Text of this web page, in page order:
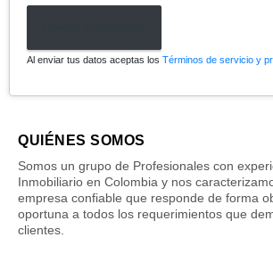
Al enviar tus datos aceptas los Términos de servicio y
QUIÉNES SOMOS
Somos un grupo de Profesionales con
Inmobiliario en Colombia y nos
empresa confiable que responde de forma
oportuna a todos los requerimientos que
clientes.